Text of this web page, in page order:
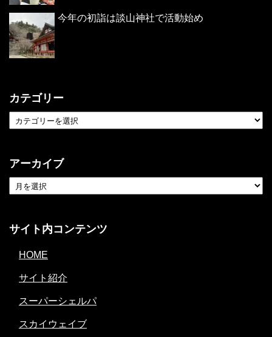
今年の初詣は談山神社で活動始め
カテゴリー
アーカイブ
サイト内コンテンツ
HOME
サイト紹介
スーパーシェルパ
スカイウェイブ